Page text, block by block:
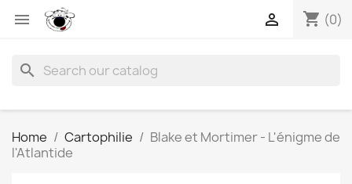
 shopping_cart (0)

search
Home Cartophilie
Blake et Mortimer - L'énigme de
l'Atlantide